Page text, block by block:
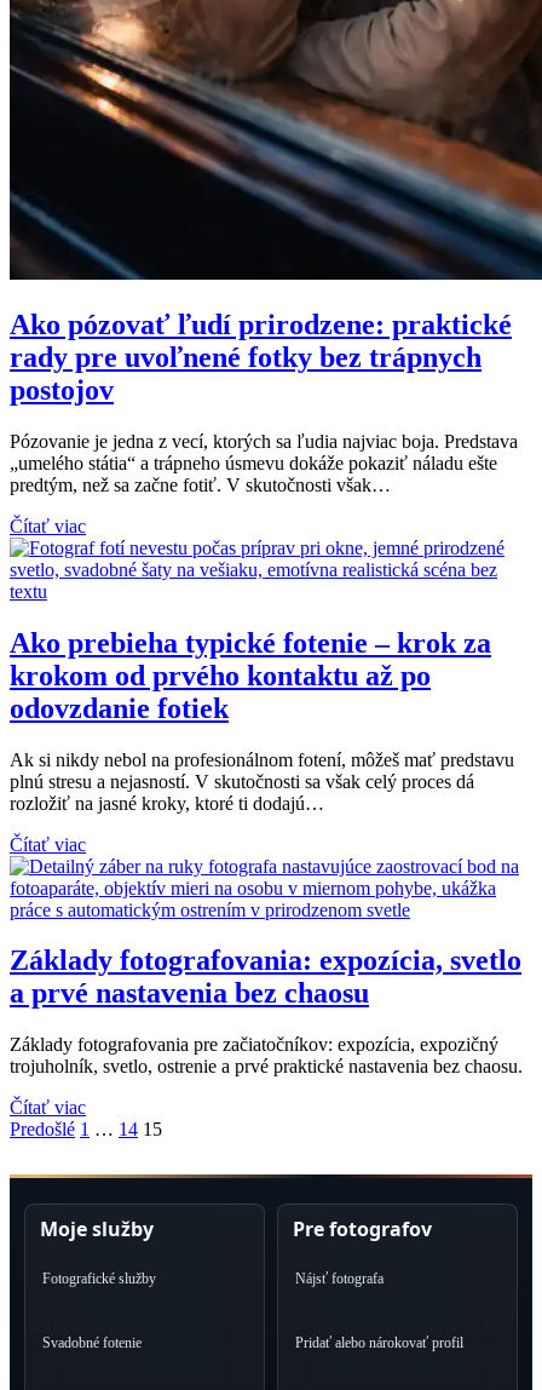
Ako pózovať ľudí prirodzene: praktické
rady pre uvoľnené fotky bez trápnych
postojov
Pózovanie je jedna z vecí, ktorých sa ľudia najviac boja. Predstava
„umelého státia“ a trápneho úsmevu dokáže pokaziť náladu ešte
predtým, než sa začne fotiť. V skutočnosti však…
Čítať viac
Ako prebieha typické fotenie – krok za
krokom od prvého kontaktu až po
odovzdanie fotiek
Ak si nikdy nebol na profesionálnom fotení, môžeš mať predstavu
plnú stresu a nejasností. V skutočnosti sa však celý proces dá
rozložiť na jasné kroky, ktoré ti dodajú…
Čítať viac
Základy fotografovania: expozícia, svetlo
a prvé nastavenia bez chaosu
Základy fotografovania pre začiatočníkov: expozícia, expozičný
trojuholník, svetlo, ostrenie a prvé praktické nastavenia bez chaosu.
Čítať viac
Predošlé Stránka
1 … Stránka
14 Stránka
15
Moje služby
Fotografické služby
Svadobné fotenie
Pre fotografov
Nájsť fotografa
Pridať alebo nárokovať profil